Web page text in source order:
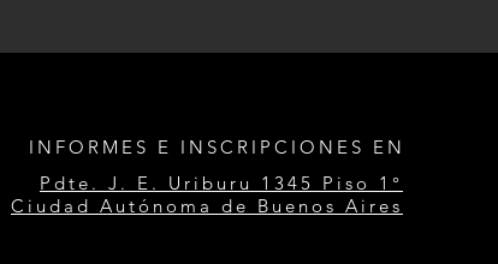
INFORMES E INSCRIPCIONES EN
Pdte. J. E. Uriburu 1345 Piso 1°
Ciudad Autónoma de Buenos Aires